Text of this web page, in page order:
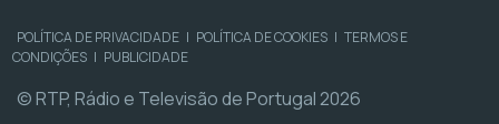
POLÍTICA DE PRIVACIDADE | POLÍTICA DE COOKIES | TERMOS E
CONDIÇÕES | PUBLICIDADE
© RTP, Rádio e Televisão de Portugal 2026